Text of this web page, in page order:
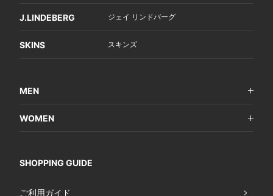
J.LINDEBERG ジェイ リンドバーグ
SKINS スキンズ
MEN
WOMEN
SHOPPING GUIDE
ご利用ガイド